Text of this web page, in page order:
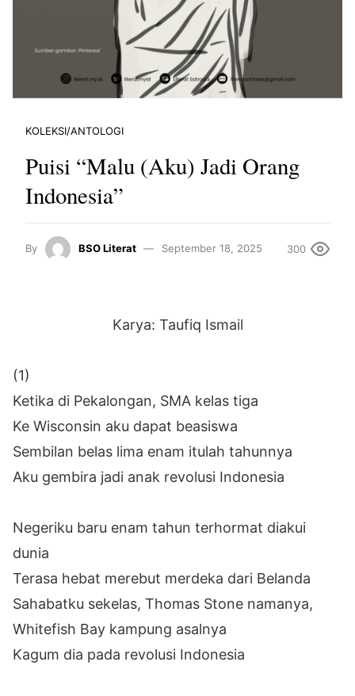
KOLEKSI/ANTOLOGI
Puisi “Malu (Aku) Jadi Orang
Indonesia”
By BSO Literat September 18, 2025 300
Karya: Taufiq Ismail
(1)
Ketika di Pekalongan, SMA kelas tiga
Ke Wisconsin aku dapat beasiswa
Sembilan belas lima enam itulah tahunnya
Aku gembira jadi anak revolusi Indonesia
Negeriku baru enam tahun terhormat diakui
dunia
Terasa hebat merebut merdeka dari Belanda
Sahabatku sekelas, Thomas Stone namanya,
Whitefish Bay kampung asalnya
Kagum dia pada revolusi Indonesia